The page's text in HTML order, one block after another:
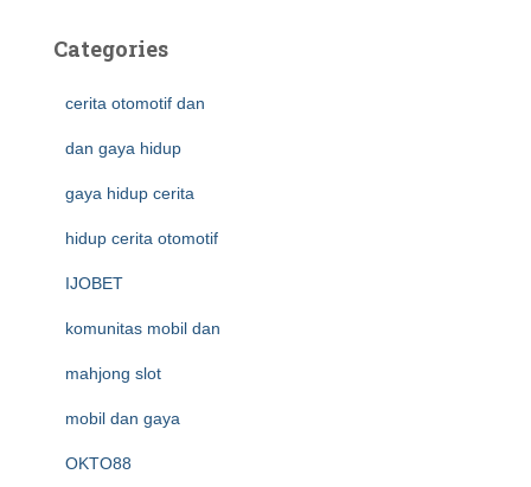
Categories
cerita otomotif dan
dan gaya hidup
gaya hidup cerita
hidup cerita otomotif
IJOBET
komunitas mobil dan
mahjong slot
mobil dan gaya
OKTO88